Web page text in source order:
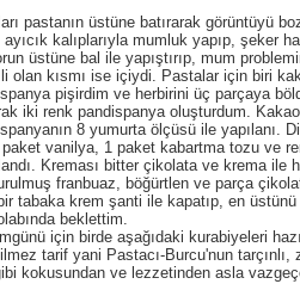
pastanın üstüne batırarak görüntüyü
kalıplarıyla mumluk yapıp, şeker
üstüne bal ile yapıştırıp, mum
olan kısmı ise içiydi. Pastalar için biri
pişirdim ve herbirini üç parçaya
iki renk pandispanya oluşturdum.
8 yumurta ölçüsü ile yapılanı.
vanilya, 1 paket kabartma tozu ve
Kreması bitter çikolata ve krema ile
franbuaz, böğürtlen ve parça
tabaka krem şanti ile kapatıp, en
beklettim.
için birde aşağıdaki kurabiyeleri
tarif yani Pastacı-Burcu'nun
kokusundan ve lezzetinden asla